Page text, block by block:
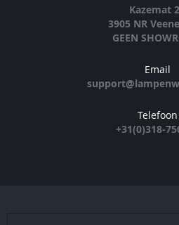
Kazemat
3905 NR
GEEN
Email
Telefoon
+31(0)318-